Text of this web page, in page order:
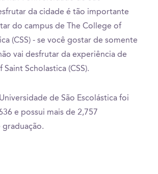
da cidade é tão importante
do campus de The College of
(CSS) - se você gostar de somente
vai desfrutar da experiência de
Scholastica (CSS).
de São Escolástica foi
e possui mais de 2,757